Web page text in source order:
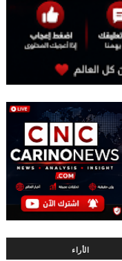
الأراء